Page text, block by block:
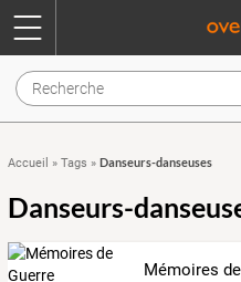
Accueil » Tags » Danseurs-danseuses
Danseurs-
Mémoires